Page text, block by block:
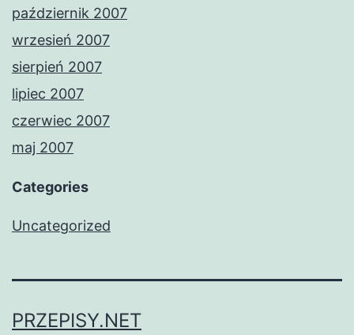
październik 2007
wrzesień 2007
sierpień 2007
lipiec 2007
czerwiec 2007
maj 2007
Categories
Uncategorized
PRZEPISY.NET